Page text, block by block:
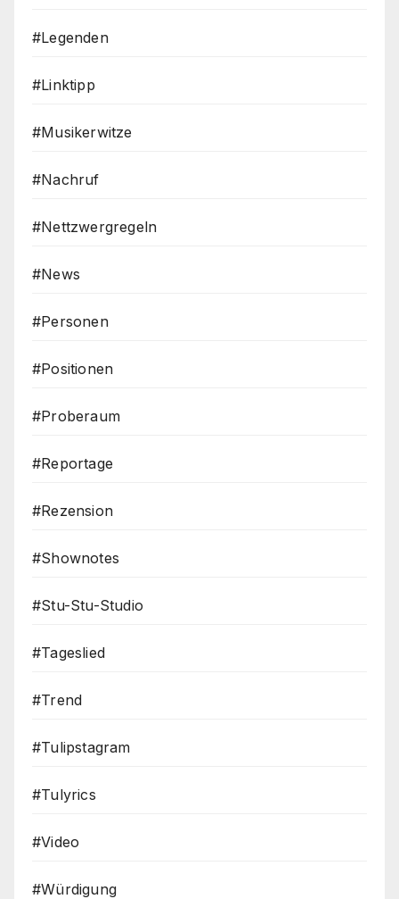
#Legenden
#Linktipp
#Musikerwitze
#Nachruf
#Nettzwergregeln
#News
#Personen
#Positionen
#Proberaum
#Reportage
#Rezension
#Shownotes
#Stu-Stu-Studio
#Tageslied
#Trend
#Tulipstagram
#Tulyrics
#Video
#Würdigung